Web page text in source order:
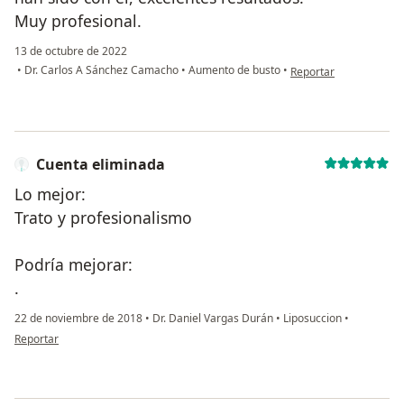
Muy profesional.
13 de octubre de 2022
• Dr. Carlos A Sánchez Camacho • Aumento de busto • en opinión del usuario
Reportar
Cuenta eliminada
Lo mejor:
Trato y profesionalismo
Podría mejorar:
.
22 de noviembre de 2018 • Dr. Daniel Vargas Durán • Liposuccion •
en opinión del usuario Cuenta eliminada
Reportar